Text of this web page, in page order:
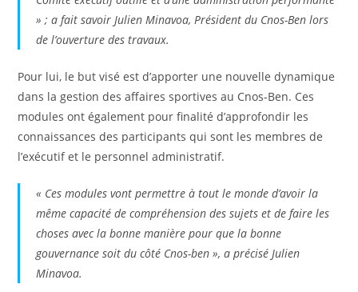
» ; a fait savoir Julien Minavoa, Président du Cnos-Ben lors
de l’ouverture des travaux.
Pour lui, le but visé est d’apporter une nouvelle dynamique
dans la gestion des affaires sportives au Cnos-Ben. Ces
modules ont également pour finalité d’approfondir les
connaissances des participants qui sont les membres de
l’exécutif et le personnel administratif.
« Ces modules vont permettre à tout le monde d’avoir la
même capacité de compréhension des sujets et de faire les
choses avec la bonne manière pour que la bonne
gouvernance soit du côté Cnos-ben », a précisé Julien
Minavoa.